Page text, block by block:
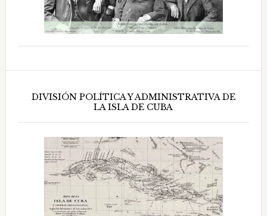
DIVISIÓN POLÍTICA Y ADMINISTRATIVA DE
LA ISLA DE CUBA